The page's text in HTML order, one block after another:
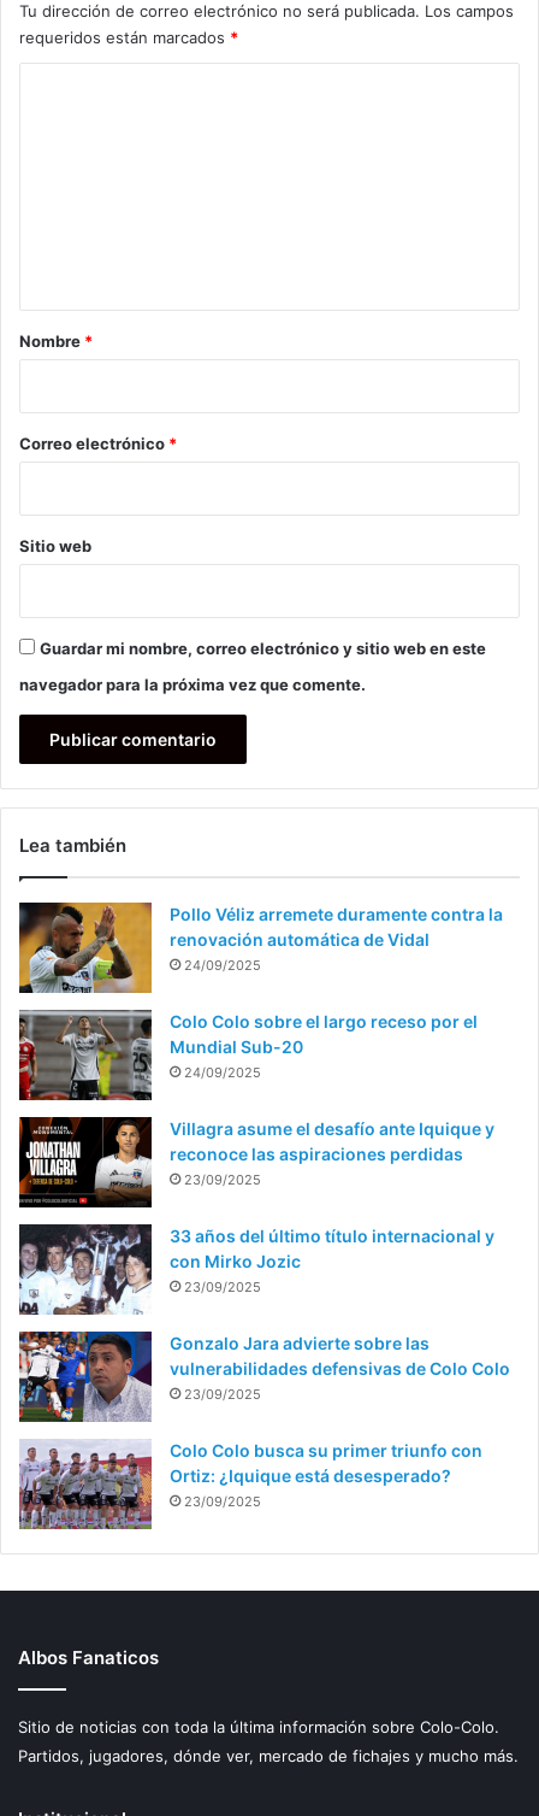
Tu dirección de correo electrónico no será publicada. Los campos
requeridos están marcados *
r
*
Nombre *
Correo electrónico *
Sitio web
Guardar mi nombre, correo electrónico y sitio web en este
navegador para la próxima vez que comente.
Lea también
Pollo Véliz arremete duramente contra la
renovación automática de Vidal
24/09/2025
Colo Colo sobre el largo receso por el
Mundial Sub-20
24/09/2025
Villagra asume el desafío ante Iquique y
reconoce las aspiraciones perdidas
23/09/2025
33 años del último título internacional y
con Mirko Jozic
23/09/2025
Gonzalo Jara advierte sobre las
vulnerabilidades defensivas de Colo Colo
23/09/2025
Colo Colo busca su primer triunfo con
Ortiz: ¿Iquique está desesperado?
23/09/2025
Albos Fanaticos
Sitio de noticias con toda la última información sobre Colo-Colo.
Partidos, jugadores, dónde ver, mercado de fichajes y mucho más.